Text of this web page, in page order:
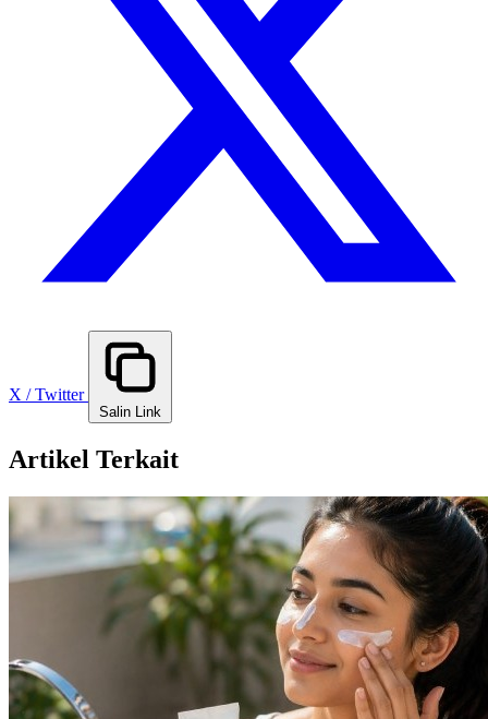
X / Twitter
Salin Link
Artikel Terkait